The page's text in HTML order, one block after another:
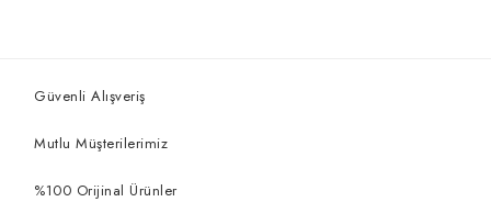
Güvenli Alışveriş
Mutlu Müşterilerimiz
%100 Orijinal Ürünler